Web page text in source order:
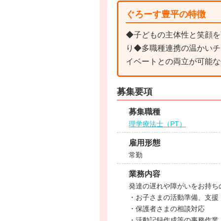
ぐろーす豊平の特徴
◆子どもの主体性と笑顔
り◆多職種連携の温かい
イベートとの両立が可能
募集要項
募集職種
理学療法士（PT）
雇用形態
常勤
業務内容
発達の遅れや障がいをお持
・お子さまの活動準備、支援
・保護者さまの相談対応